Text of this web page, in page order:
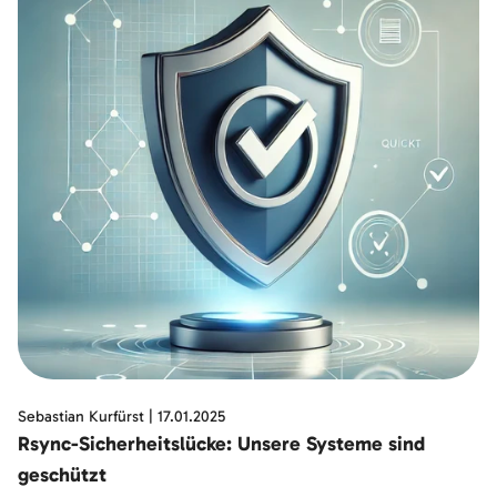
Sebastian Kurfürst 17.01.2025
Rsync-Sicherheitslücke: Unsere Systeme sind
geschützt